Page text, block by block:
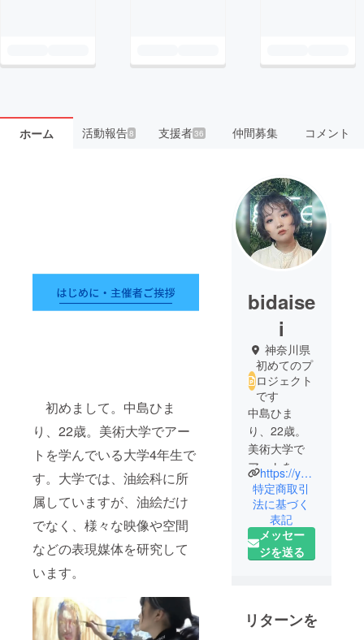
ホーム 活動報告8 支援者36 仲間募集 コメント
初めまして。中島ひま
り、22歳。美術大学でアー
トを学んでいる大学4年生で
す。大学では、油絵科に所
属していますが、油絵だけ
でなく、様々な映像や空間
などの表現媒体を研究して
います。
bidaise
i
神奈川県
初めてのプ
ロジェクト
です
中島ひま
り、22歳。
美術大学で
アートを学
んでいる大
学4年生で
す。大学で
は、油絵科
に所属して
なく、様々
な映像や空
https://youtu.be/9YdCBY6_dF4
特定商取引
法に基づく
表記
メッセー
ジを送る
リターンを